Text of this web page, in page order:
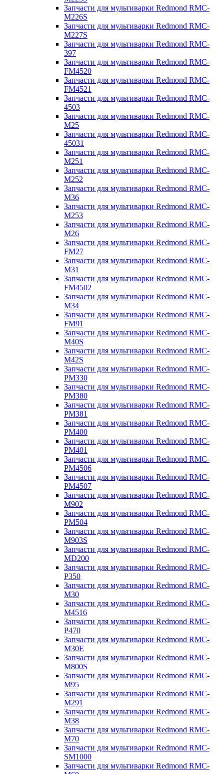
Запчасти для мультиварки Redmond RMC-
M226S
Запчасти для мультиварки Redmond RMC-
M227S
Запчасти для мультиварки Redmond RMC-
397
Запчасти для мультиварки Redmond RMC-
FM4520
Запчасти для мультиварки Redmond RMC-
FM4521
Запчасти для мультиварки Redmond RMC-
4503
Запчасти для мультиварки Redmond RMC-
M25
Запчасти для мультиварки Redmond RMC-
45031
Запчасти для мультиварки Redmond RMC-
M251
Запчасти для мультиварки Redmond RMC-
M252
Запчасти для мультиварки Redmond RMC-
M36
Запчасти для мультиварки Redmond RMC-
M253
Запчасти для мультиварки Redmond RMC-
M26
Запчасти для мультиварки Redmond RMC-
FM27
Запчасти для мультиварки Redmond RMC-
M31
Запчасти для мультиварки Redmond RMC-
FM4502
Запчасти для мультиварки Redmond RMC-
M34
Запчасти для мультиварки Redmond RMC-
FM91
Запчасти для мультиварки Redmond RMC-
M40S
Запчасти для мультиварки Redmond RMC-
M42S
Запчасти для мультиварки Redmond RMC-
PM330
Запчасти для мультиварки Redmond RMC-
PM380
Запчасти для мультиварки Redmond RMC-
PM381
Запчасти для мультиварки Redmond RMC-
PM400
Запчасти для мультиварки Redmond RMC-
PM401
Запчасти для мультиварки Redmond RMC-
PM4506
Запчасти для мультиварки Redmond RMC-
PM4507
Запчасти для мультиварки Redmond RMC-
M902
Запчасти для мультиварки Redmond RMC-
PM504
Запчасти для мультиварки Redmond RMC-
M903S
Запчасти для мультиварки Redmond RMC-
MD200
Запчасти для мультиварки Redmond RMC-
P350
Запчасти для мультиварки Redmond RMC-
M30
Запчасти для мультиварки Redmond RMC-
M4516
Запчасти для мультиварки Redmond RMC-
P470
Запчасти для мультиварки Redmond RMC-
M30E
Запчасти для мультиварки Redmond RMC-
M800S
Запчасти для мультиварки Redmond RMC-
M95
Запчасти для мультиварки Redmond RMC-
M291
Запчасти для мультиварки Redmond RMC-
M38
Запчасти для мультиварки Redmond RMC-
M70
Запчасти для мультиварки Redmond RMC-
SM1000
Запчасти для мультиварки Redmond RMC-